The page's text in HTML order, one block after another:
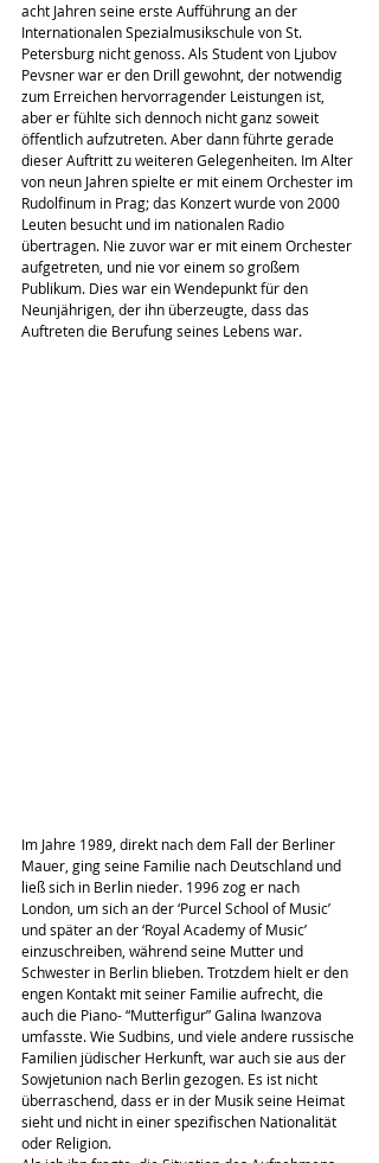
acht Jahren seine erste Aufführung an der
Internationalen Spezialmusikschule von St.
Petersburg nicht genoss. Als Student von Ljubov
Pevsner war er den Drill gewohnt, der notwendig
zum Erreichen hervorragender Leistungen ist,
aber er fühlte sich dennoch nicht ganz soweit
öffentlich aufzutreten. Aber dann führte gerade
dieser Auftritt zu weiteren Gelegenheiten. Im Alter
von neun Jahren spielte er mit einem Orchester im
Rudolfinum in Prag; das Konzert wurde von 2000
Leuten besucht und im nationalen Radio
übertragen. Nie zuvor war er mit einem Orchester
aufgetreten, und nie vor einem so großem
Publikum. Dies war ein Wendepunkt für den
Neunjährigen, der ihn überzeugte, dass das
Auftreten die Berufung seines Lebens war.
Im Jahre 1989, direkt nach dem Fall der Berliner
Mauer, ging seine Familie nach Deutschland und
ließ sich in Berlin nieder. 1996 zog er nach
London, um sich an der ‘Purcel School of Music’
und später an der ‘Royal Academy of Music’
einzuschreiben, während seine Mutter und
Schwester in Berlin blieben. Trotzdem hielt er den
engen Kontakt mit seiner Familie aufrecht, die
auch die Piano- “Mutterfigur” Galina Iwanzova
umfasste. Wie Sudbins, und viele andere russische
Familien jüdischer Herkunft, war auch sie aus der
Sowjetunion nach Berlin gezogen. Es ist nicht
überraschend, dass er in der Musik seine Heimat
sieht und nicht in einer spezifischen Nationalität
oder Religion.